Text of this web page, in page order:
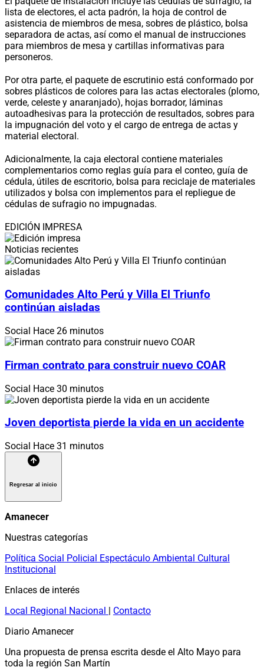
lista de electores, el acta padrón, la hoja de control de
asistencia de miembros de mesa, sobres de plástico, bolsa
separadora de actas, así como el manual de instrucciones
para miembros de mesa y cartillas informativas para
personeros.
Por otra parte, el paquete de escrutinio está conformado por
sobres plásticos de colores para las actas electorales (plomo,
verde, celeste y anaranjado), hojas borrador, láminas
autoadhesivas para la protección de resultados, sobres para
la impugnación del voto y el cargo de entrega de actas y
material electoral.
Adicionalmente, la caja electoral contiene materiales
complementarios como reglas guía para el conteo, guía de
cédula, útiles de escritorio, bolsa para reciclaje de materiales
utilizados y bolsa con implementos para el repliegue de
cédulas de sufragio no impugnadas.
EDICIÓN IMPRESA
Noticias recientes
Comunidades Alto Perú y Villa El Triunfo
continúan aisladas
Social Hace 26 minutos
Firman contrato para construir nuevo COAR
Social Hace 30 minutos
Joven deportista pierde la vida en un accidente
Social Hace 31 minutos
Regresar al inicio
Amanecer
Nuestras categorías
Política Social Policial Espectáculo Ambiental Cultural
Institucional
Enlaces de interés
Local Regional Nacional | Contacto
Diario Amanecer
Una propuesta de prensa escrita desde el Alto Mayo para
toda la región San Martín